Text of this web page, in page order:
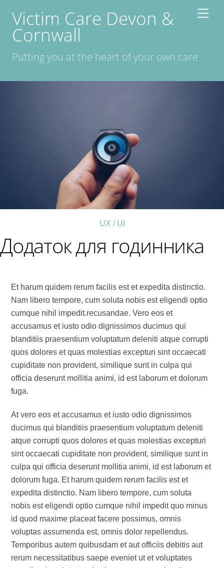
content
Victim Care Devon &
Cornwall
Putting you at the heart of your own care
UX / UI
Додаток для годинника
Et harum quidem rerum facilis est et expedita distinctio.
Nam libero tempore, cum soluta nobis est eligendi optio
cumque nihil impedit.recusandae. Vero eos et
accusamus et iusto odio dignissimos ducimus qui
blanditiis praesentium voluptatum deleniti atque corrupti
quos dolores et quas molestias excepturi sint occaecati
cupiditate non provident, similique sunt in culpa qui
officia deserunt mollitia animi, id est laborum et dolorum
fuga.
At vero eos et accusamus et iusto odio dignissimos
ducimus qui blanditiis praesentium voluptatum deleniti
atque corrupti quos dolores et quas molestias excepturi
sint occaecati cupiditate non provident, similique sunt in
culpa qui officia deserunt mollitia animi, id est laborum et
dolorum fuga. Et harum quidem rerum facilis est et
expedita distinctio. Nam libero tempore, cum soluta
nobis est eligendi optio cumque nihil impedit quo minus
id quod maxime placeat facere possimus, omnis
voluptas assumenda est, omnis dolor repellendus.
Temporibus autem quibusdam et aut officiis debitis aut
rerum necessitatibus saepe eveniet ut et voluptates